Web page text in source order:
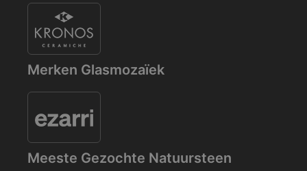
Merken Glasmozaïek
Meeste Gezochte Natuursteen